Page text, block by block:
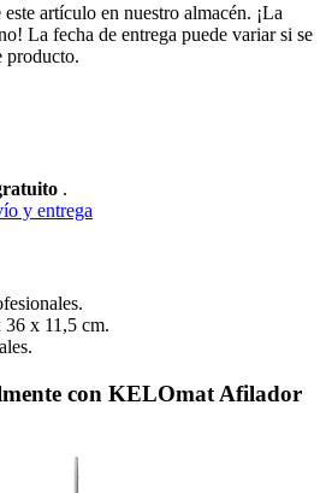
artículo en nuestro almacén. ¡La
La fecha de entrega puede variar si se
producto.
.
y entrega
x 11,5 cm.
con KELOmat Afilador